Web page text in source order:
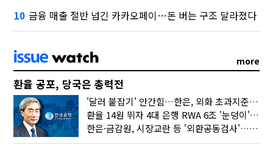
10 금융 매출 절반 넘긴 카카오페이…돈 버는 구조 달라졌다
more
환율 공포, 당국은 총력전
'달러 붙잡기' 안간힘…한은, 외화 초과지준에 이자 6개월 더
환율 14원 뛰자 4대 은행 RWA 6조 '눈덩이'…2배 뛴 2분기는?
한은·금감원, 시장교란 등 '외환공동검사'…환율 급등 전방위 대응